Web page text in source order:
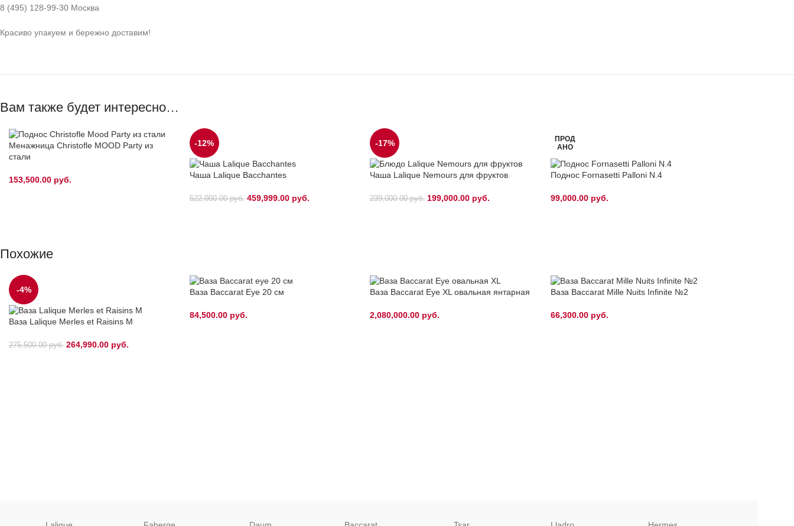
8 (495) 128-99-30 Москва
Красиво упакуем и бережно доставим!
Вам также будет интересно…
Менажница Christofle MOOD Party из
стали
153,500.00 руб.
-12%
Чаша Lalique Bacchantes
522,000.00руб. 459,999.00 руб.
-17%
Чаша Lalique Nemours для фруктов
239,000.00руб. 199,000.00 руб.
ПРОД
АНО
Поднос Fornasetti Palloni N.4
99,000.00 руб.
Похожие
-4%
Ваза Lalique Merles et Raisins M
275,500.00руб. 264,990.00 руб.
Ваза Baccarat Eye 20 см
84,500.00 руб.
Ваза Baccarat Eye XL овальная янтарная
2,080,000.00 руб.
Ваза Baccarat Mille Nuits Infinite №2
66,300.00 руб.